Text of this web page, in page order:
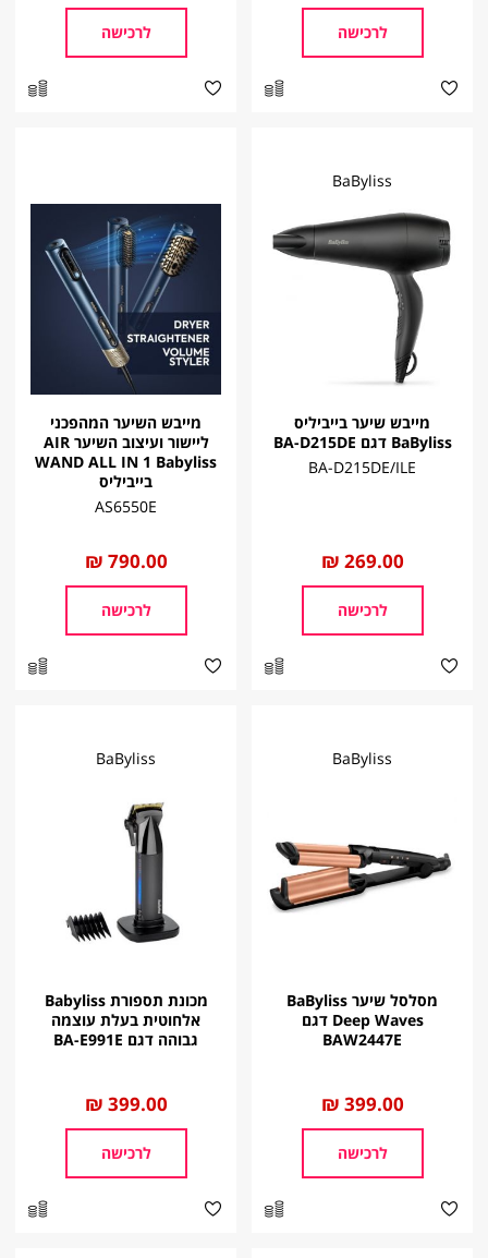
לרכישה
לרכישה
BaByliss
מייבש שיער בייביליס
BaByliss דגם BA-D215DE
BA-D215DE/ILE
החל
מ
269.00 ₪
לרכישה
מייבש השיער המהפכני
ליישור ועיצוב השיער AIR
WAND ALL IN 1 Babyliss
בייביליס
AS6550E
החל
מ
790.00 ₪
לרכישה
BaByliss
מסלסל שיער BaByliss
Deep Waves דגם
BAW2447E
החל
מ
399.00 ₪
לרכישה
BaByliss
מכונת תספורת Babyliss
אלחוטית בעלת עוצמה
גבוהה דגם BA-E991E
החל
מ
399.00 ₪
לרכישה